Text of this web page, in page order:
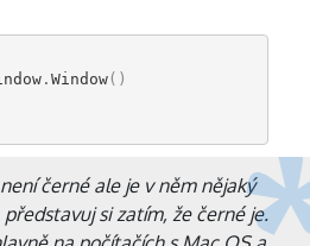
. Window()
černé ale je v něm nějaký
představuj si zatím, že černé je.